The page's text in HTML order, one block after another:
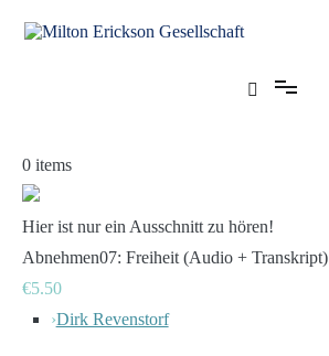
Inhalt
0 items
Hier ist nur ein Ausschnitt zu hören!
Abnehmen07: Freiheit (Audio + Transkript)
€5.50
›Dirk Revenstorf